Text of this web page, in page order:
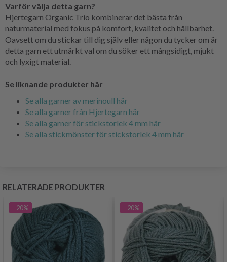
Varför välja detta garn?
Hjertegarn Organic Trio kombinerar det bästa från
naturmaterial med fokus på komfort, kvalitet och hållbarhet.
Oavsett om du stickar till dig själv eller någon du tycker om är
detta garn ett utmärkt val om du söker ett mångsidigt, mjukt
och lyxigt material.
Se liknande produkter här
Se alla garner av merinoull här
Se alla garner från Hjertegarn här
Se alla garner för stickstorlek 4 mm här
Se alla stickmönster för stickstorlek 4 mm här
RELATERADE PRODUKTER
- 20% - 20%